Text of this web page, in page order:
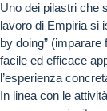
Uno dei pilastri che
lavoro di Empiria si
by doing”
facile ed efficace
l’esperienza
In linea con le